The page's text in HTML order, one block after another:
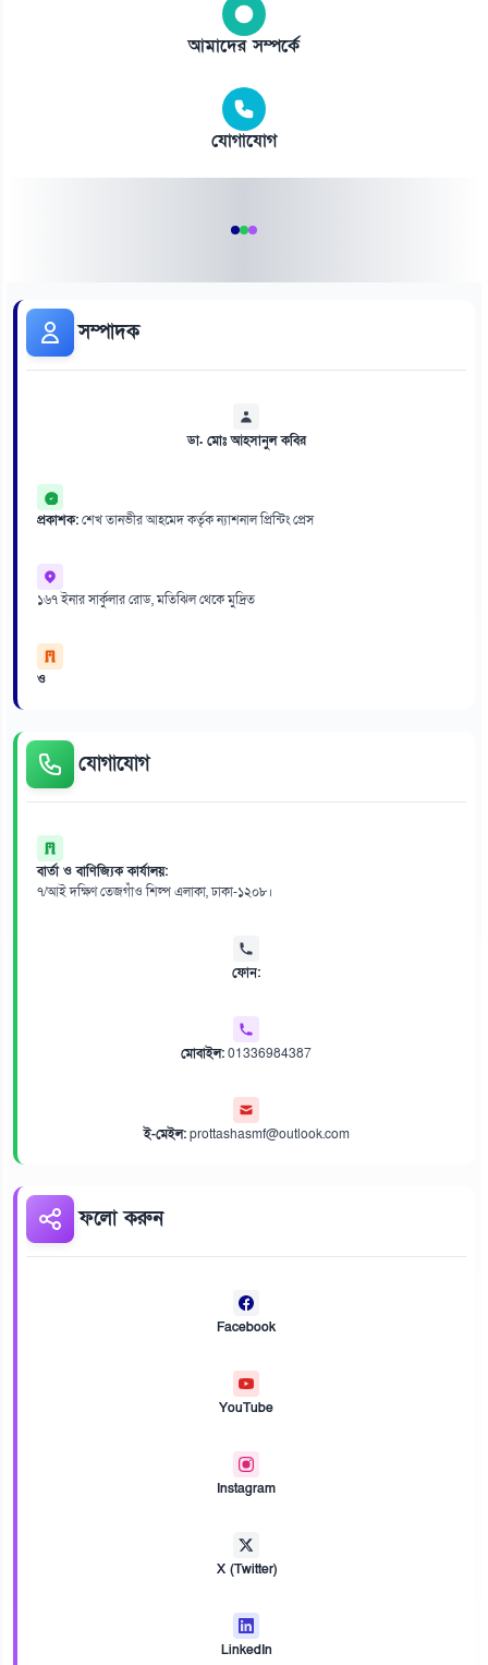
আমাদের সম্পর্কে
যোগাযোগ
সম্পাদক
ডা. মোঃ আহসানুল কবির
প্রকাশক:শেখ তানভীর আহমেদ কর্তৃক ন্যাশনাল প্রিন্টিং প্রেস
১৬৭ ইনার সার্কুলার রোড, মতিঝিল থেকে মুদ্রিত
ও
যোগাযোগ
বার্তা ও বাণিজ্যিক কার্যালয়:
৭/আই দক্ষিণ তেজগাঁও শিল্প এলাকা, ঢাকা-১২০৮।
ফোন:
মোবাইল:01336984387
ই-মেইল:prottashasmf@outlook.com
ফলো করুন
Facebook
YouTube
Instagram
X (Twitter)
LinkedIn